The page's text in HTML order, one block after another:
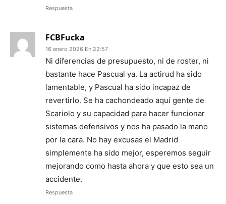
Respuesta
FCBFucka
16 enero 2026 En 22:57
Ni diferencias de presupuesto, ni de roster, ni
bastante hace Pascual ya. La actirud ha sido
lamentable, y Pascual ha sido incapaz de
revertirlo. Se ha cachondeado aquí gente de
Scariolo y su capacidad para hacer funcionar
sistemas defensivos y nos ha pasado la mano
por la cara. No hay excusas el Madrid
simplemente ha sido mejor, esperemos seguir
mejorando como hasta ahora y que esto sea un
accidente.
Respuesta